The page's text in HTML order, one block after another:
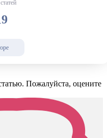
Пожалуйста, оцените